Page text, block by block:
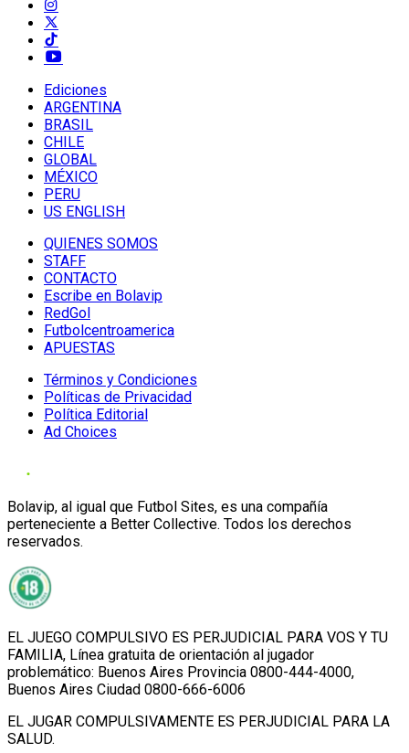
Ediciones
ARGENTINA
BRASIL
CHILE
GLOBAL
MÉXICO
PERU
US ENGLISH
QUIENES SOMOS
STAFF
CONTACTO
Escribe en Bolavip
RedGol
Futbolcentroamerica
APUESTAS
Términos y Condiciones
Políticas de Privacidad
Política Editorial
Ad Choices
Bolavip, al igual que Futbol Sites, es una compañía
perteneciente a Better Collective. Todos los derechos
reservados.
EL JUEGO COMPULSIVO ES PERJUDICIAL PARA VOS Y TU
FAMILIA, Línea gratuita de orientación al jugador
problemático: Buenos Aires Provincia 0800-444-4000,
Buenos Aires Ciudad 0800-666-6006
EL JUGAR COMPULSIVAMENTE ES PERJUDICIAL PARA LA
SALUD.